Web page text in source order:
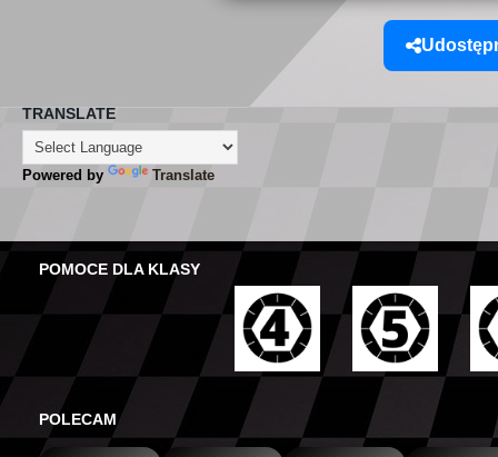
TRANSLATE
Powered by Translate
POMOCE DLA KLASY
POLECAM